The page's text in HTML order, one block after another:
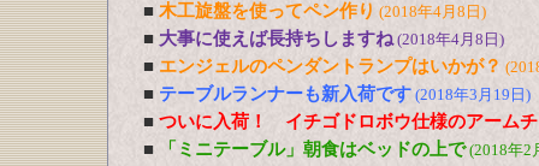
■ 木工旋盤を使ってペン作り (2018年4月8日)
■ 大事に使えば長持ちしますね(2018年4月8日)
■ エンジェルのペンダントランプはいかが？
■ テーブルランナーも新入荷です (2018年3月19日)
■ ついに入荷！ イチゴドロボウ仕様のアーム
■
「ミニテーブル」朝食はベッドの上で(2018年2